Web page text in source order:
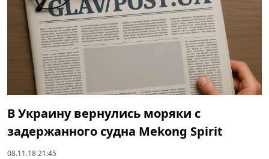
В Украину вернулись моряки с
задержанного судна Mekong Spirit
08.11.18 21:45